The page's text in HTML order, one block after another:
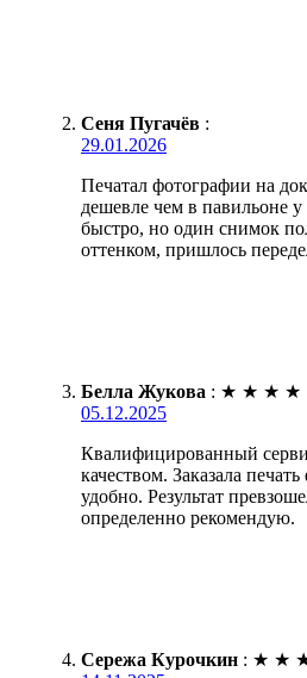
Сеня Пугачёв :
29.01.2026
Печатал фотографии на
дешевле чем в павильоне
быстро, но один снимок
оттенком, пришлось
Белла Жукова : ★ ★ ★ ★
05.12.2025
Квалифицированный
качеством. Заказала
удобно. Результат
определенно рекомендую.
Сережа Курочкин : ★ ★